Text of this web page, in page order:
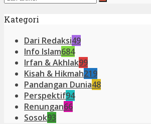
Kategori
Dari Redaksi49
Info Islam684
Irfan & Akhlak99
Kisah & Hikmah219
Pandangan Dunia48
Perspektif94
Renungan66
Sosok93